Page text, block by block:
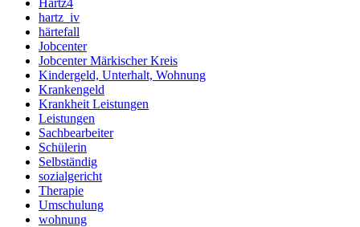
hartz_iv
härtefall
Jobcenter
Jobcenter Märkischer Kreis
Kindergeld, Unterhalt, Wohnung
Krankengeld
Krankheit Leistungen
Leistungen
Sachbearbeiter
Schülerin
Selbständig
sozialgericht
Therapie
Umschulung
wohnung